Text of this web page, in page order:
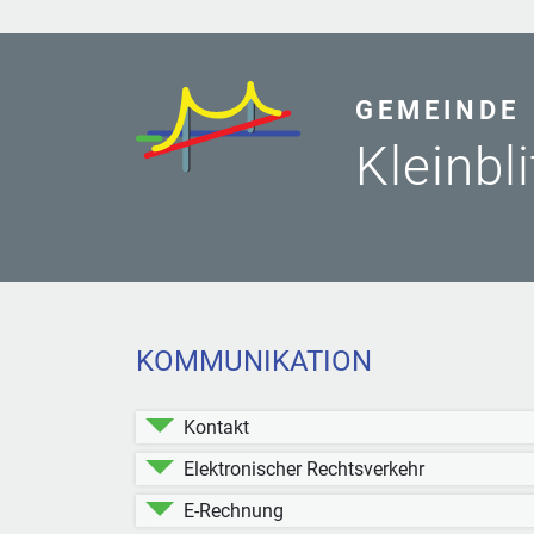
GEMEINDE
KOMMUNIKATION
Kontakt
Elektronischer Rechtsverkehr
E-Rechnung